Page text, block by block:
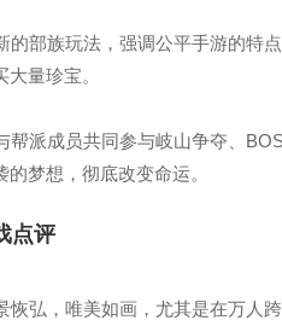
部族玩法，强调公平手游的特点
量珍宝。
派成员共同参与岐山争夺、
梦想，彻底改变命运。
点评
，唯美如画，尤其是在万人跨